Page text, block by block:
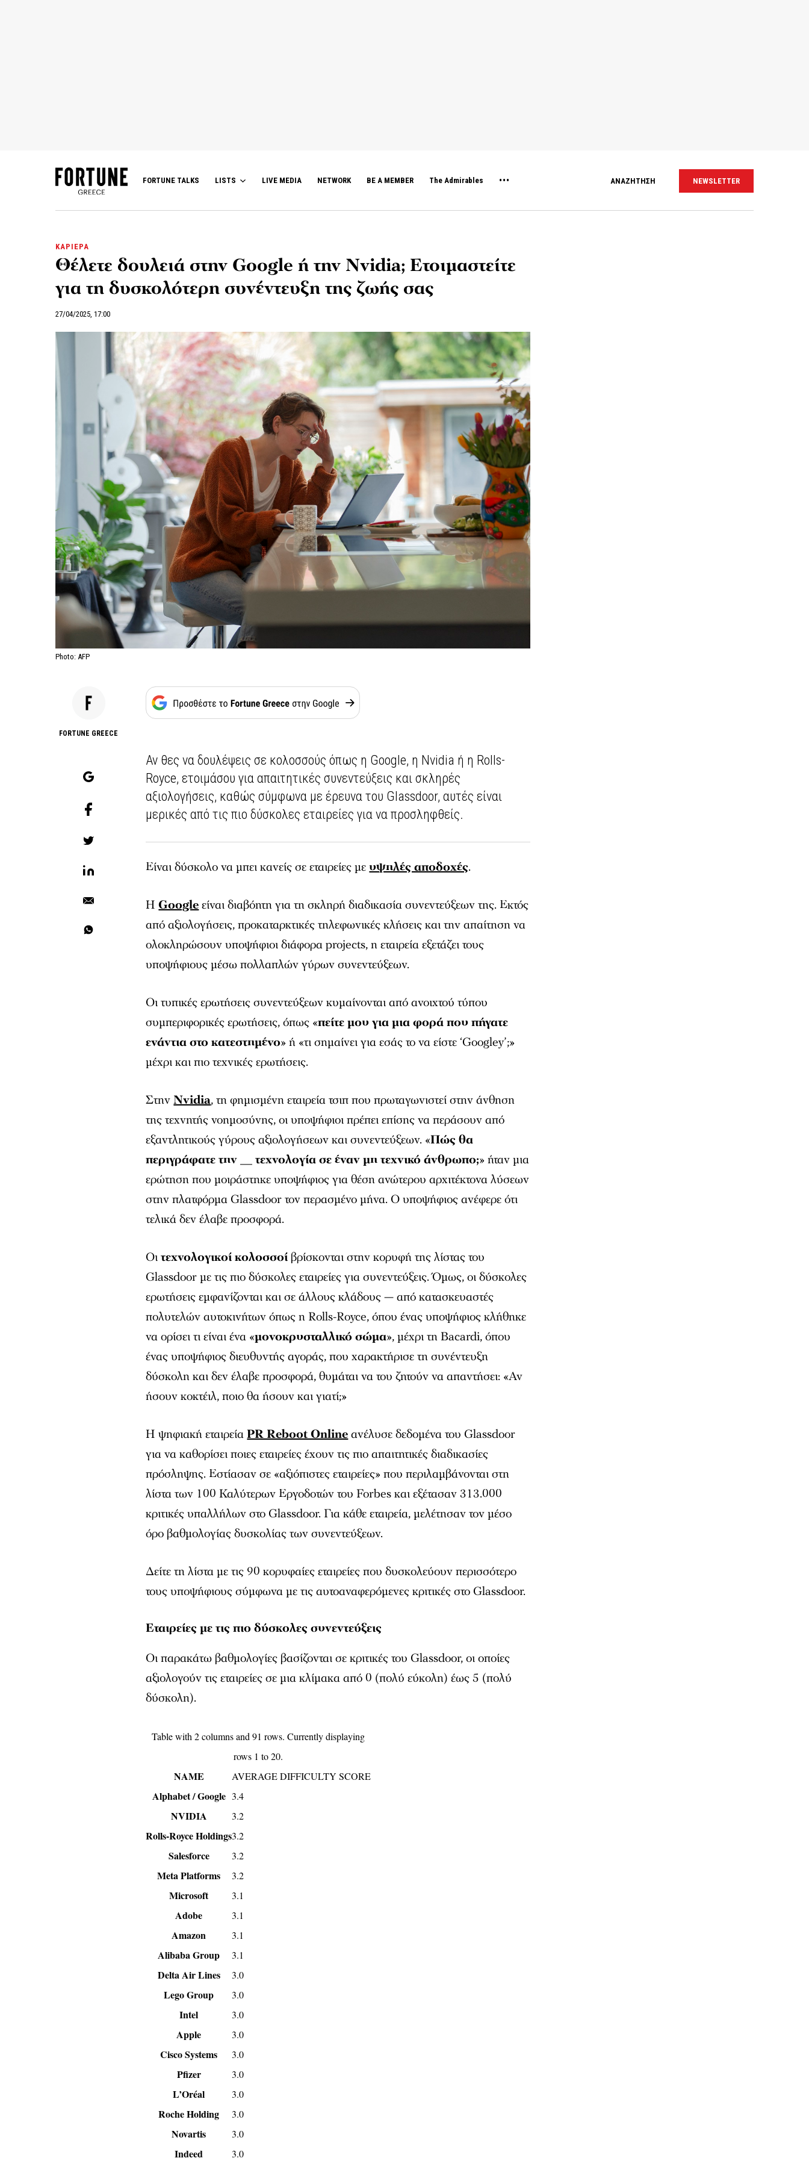
FORTUNE TALKS LISTS LIVE MEDIA NETWORK BE A MEMBER The Admirables ΑΝΑΖΗΤΗΣΗ NEWSLETTER
ΚΑΡΙΕΡΑ
Θέλετε δουλειά στην Google ή την Nvidia; Ετοιμαστείτε
για τη δυσκολότερη συνέντευξη της ζωής σας
27/04/2025, 17:00
Photo: AFP
FORTUNE GREECE
Αν θες να δουλέψεις σε κολοσσούς όπως η Google, η Nvidia ή η Rolls-
Royce, ετοιμάσου για απαιτητικές συνεντεύξεις και σκληρές
αξιολογήσεις, καθώς σύμφωνα με έρευνα του Glassdoor, αυτές είναι
μερικές από τις πιο δύσκολες εταιρείες για να προσληφθείς.
Είναι δύσκολο να μπει κανείς σε εταιρείες μευψηλές αποδοχές.
ΗGoogleείναι διαβόητη για τη σκληρή διαδικασία συνεντεύξεων της. Εκτός
από αξιολογήσεις, προκαταρκτικές τηλεφωνικές κλήσεις και την απαίτηση να
ολοκληρώσουν υποψήφιοι διάφορα projects, η εταιρεία εξετάζει τους
υποψήφιους μέσω πολλαπλών γύρων συνεντεύξεων.
Οι τυπικές ερωτήσεις συνεντεύξεων κυμαίνονται από ανοιχτού τύπου
συμπεριφορικές ερωτήσεις, όπως «πείτε μου για μια φορά που πήγατε
ενάντια στο κατεστημένο» ή «τι σημαίνει για εσάς το να είστε ‘Googley’;»
μέχρι και πιο τεχνικές ερωτήσεις.
ΣτηνNvidia, τη φημισμένη εταιρεία τσιπ που πρωταγωνιστεί στην άνθηση
της τεχνητής νοημοσύνης, οι υποψήφιοι πρέπει επίσης να περάσουν από
εξαντλητικούς γύρους αξιολογήσεων και συνεντεύξεων. «Πώς θα
περιγράφατε την __ τεχνολογία σε έναν μη τεχνικό άνθρωπο;» ήταν μια
ερώτηση που μοιράστηκε υποψήφιος για θέση ανώτερου αρχιτέκτονα λύσεων
στην πλατφόρμα Glassdoor τον περασμένο μήνα. Ο υποψήφιος ανέφερε ότι
τελικά δεν έλαβε προσφορά.
Οιτεχνολογικοί κολοσσοί βρίσκονται στην κορυφή της λίστας του
Glassdoor με τις πιο δύσκολες εταιρείες για συνεντεύξεις. Όμως, οι δύσκολες
ερωτήσεις εμφανίζονται και σε άλλους κλάδους — από κατασκευαστές
πολυτελών αυτοκινήτων όπως η Rolls-Royce, όπου ένας υποψήφιος κλήθηκε
να ορίσει τι είναι ένα «μονοκρυσταλλικό σώμα», μέχρι τη Bacardi, όπου
ένας υποψήφιος διευθυντής αγοράς, που χαρακτήρισε τη συνέντευξη
δύσκολη και δεν έλαβε προσφορά, θυμάται να του ζητούν να απαντήσει: «Αν
ήσουν κοκτέιλ, ποιο θα ήσουν και γιατί;»
Η ψηφιακή εταιρείαPR Reboot Onlineανέλυσε δεδομένα του Glassdoor
για να καθορίσει ποιες εταιρείες έχουν τις πιο απαιτητικές διαδικασίες
πρόσληψης. Εστίασαν σε «αξιόπιστες εταιρείες» που περιλαμβάνονται στη
λίστα των 100 Καλύτερων Εργοδοτών του Forbes και εξέτασαν 313.000
κριτικές υπαλλήλων στο Glassdoor. Για κάθε εταιρεία, μελέτησαν τον μέσο
όρο βαθμολογίας δυσκολίας των συνεντεύξεων.
Δείτε τη λίστα με τις 90 κορυφαίες εταιρείες που δυσκολεύουν περισσότερο
τους υποψήφιους σύμφωνα με τις αυτοαναφερόμενες κριτικές στο Glassdoor.
Εταιρείες με τις πιο δύσκολες συνεντεύξεις
Οι παρακάτω βαθμολογίες βασίζονται σε κριτικές του Glassdoor, οι οποίες
αξιολογούν τις εταιρείες σε μια κλίμακα από 0 (πολύ εύκολη) έως 5 (πολύ
δύσκολη).
Table with 2 columns and 91 rows. Currently displaying
rows 1 to 20.
NAME AVERAGE DIFFICULTY SCORE
Alphabet / Google 3.4
NVIDIA 3.2
Rolls-Royce Holdings3.2
Salesforce 3.2
Meta Platforms 3.2
Microsoft 3.1
Adobe 3.1
Amazon 3.1
Alibaba Group 3.1
Delta Air Lines 3.0
Lego Group 3.0
Intel 3.0
Apple 3.0
Cisco Systems 3.0
Pfizer 3.0
L’Oréal 3.0
Roche Holding 3.0
Novartis 3.0
Indeed 3.0